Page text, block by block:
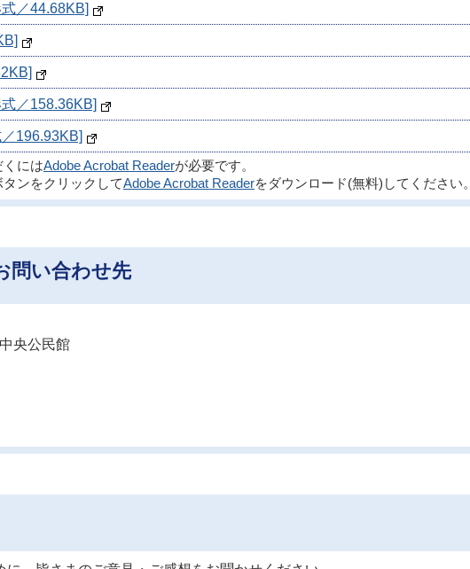
／44.68KB]
／158.36KB]
196.93KB]
くにはAdobe Acrobat Readerが必要です。
ンをクリックしてAdobe Acrobat Readerをダウンロード(無料)してください。
問い合わせ先
央公民館